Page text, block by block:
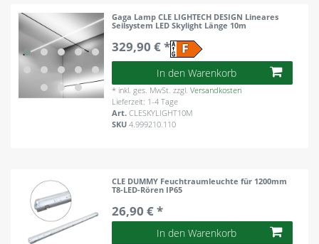
Gaga Lamp CLE LIGHTECH DESIGN Lineares
Seilsystem LED Skylight Länge 10m
329,90 € *
In den Warenkorb
* inkl. ges. MwSt. zzgl.Versandkosten
Lieferzeit: 1-4 Tage
Art.CLESKYLIGHT10M
SKU4.999210.110
CLE DUMMY Feuchtraumleuchte für 1200mm
T8-LED-Rören IP65
26,90 € *
In den Warenkorb